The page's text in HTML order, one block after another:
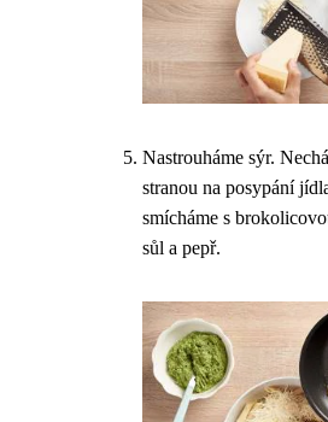
Nastrouháme sýr.
stranou na posypání
smícháme s
sůl a pepř.